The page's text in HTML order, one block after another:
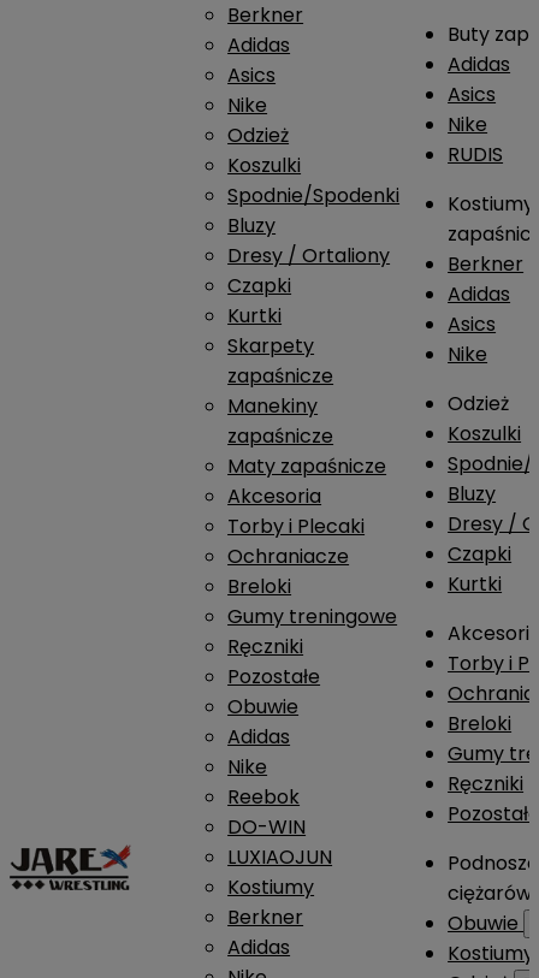
Berkner
Adidas
Asics
Nike
Odzież
Koszulki
Spodnie/Spodenki
Bluzy
Dresy / Ortaliony
Czapki
Kurtki
Skarpety
zapaśnicze
Manekiny
zapaśnicze
Maty zapaśnicze
Akcesoria
Torby i Plecaki
Ochraniacze
Breloki
Gumy treningowe
Ręczniki
Pozostałe
Obuwie
Adidas
Nike
Reebok
DO-WIN
LUXIAOJUN
Kostiumy
Berkner
Adidas
Buty
Adidas
Asics
Nike
RUDIS
Kostiumy
Berkner
Adidas
Asics
Nike
Odzież
Koszulki
Spodnie/
Bluzy
Dresy /
Czapki
Kurtki
Torby i
Breloki
Gumy
Ręczniki
ciężarów
Obuwie
Kostiumy